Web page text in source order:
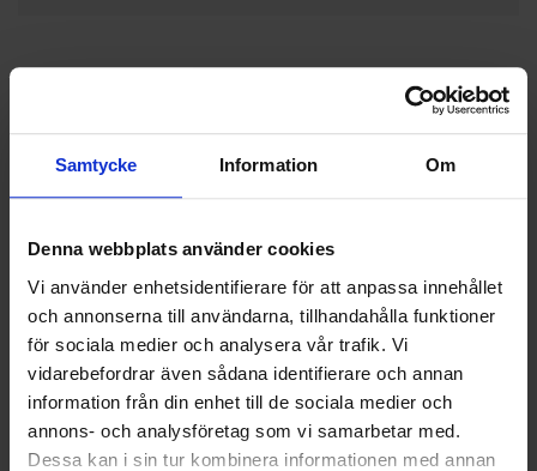
Samtycke Information Om
Denna webbplats använder cookies
Vi använder enhetsidentifierare för att anpassa innehållet
och annonserna till användarna, tillhandahålla funktioner
för sociala medier och analysera vår trafik. Vi
vidarebefordrar även sådana identifierare och annan
information från din enhet till de sociala medier och
annons- och analysföretag som vi samarbetar med.
Dessa kan i sin tur kombinera informationen med annan